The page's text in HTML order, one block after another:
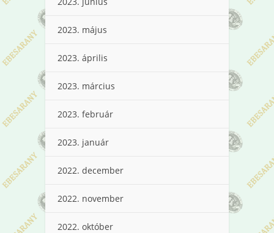
2023. május
2023. április
2023. március
2023. február
2023. január
2022. december
2022. november
2022. október